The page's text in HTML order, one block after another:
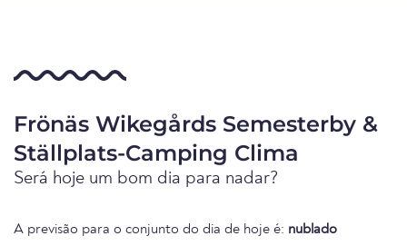
Frönäs Wikegårds Semesterby &
Ställplats-Camping Clima
Será hoje um bom dia para nadar?
A previsão para o conjunto do dia de hoje é: nublado